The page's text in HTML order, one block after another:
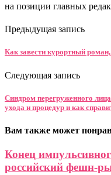
на позиции главных
Предыдущая запись
Как завести курортный
Следующая запись
Синдром перегруженного
ухода и процедур и как
Вам также может
Конец
российский фешн-